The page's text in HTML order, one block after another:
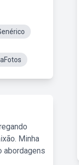
Minha
abordagens